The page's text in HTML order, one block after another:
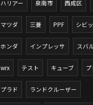
ハリアー 泉南市 西成区
マツダ 三菱 PPF シビ
ホンダ インプレッサ スバ
wrx テスト キューブ
プラド ランドクルーザー